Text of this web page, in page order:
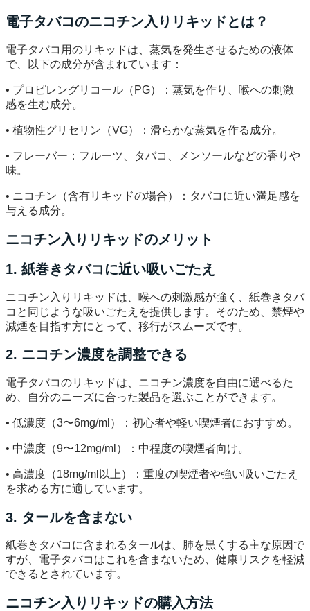
電子タバコのニコチン入りリキッドとは？
電子タバコ用のリキッドは、蒸気を発生させるための液体
で、以下の成分が含まれています：
• プロピレングリコール（PG）：蒸気を作り、喉への刺激
感を生む成分。
• 植物性グリセリン（VG）：滑らかな蒸気を作る成分。
• フレーバー：フルーツ、タバコ、メンソールなどの香りや
味。
• ニコチン（含有リキッドの場合）：タバコに近い満足感を
与える成分。
ニコチン入りリキッドのメリット
1. 紙巻きタバコに近い吸いごたえ
ニコチン入りリキッドは、喉への刺激感が強く、紙巻きタバ
コと同じような吸いごたえを提供します。そのため、禁煙や
減煙を目指す方にとって、移行がスムーズです。
2. ニコチン濃度を調整できる
電子タバコのリキッドは、ニコチン濃度を自由に選べるた
め、自分のニーズに合った製品を選ぶことができます。
• 低濃度（3〜6mg/ml）：初心者や軽い喫煙者におすすめ。
• 中濃度（9〜12mg/ml）：中程度の喫煙者向け。
• 高濃度（18mg/ml以上）：重度の喫煙者や強い吸いごたえ
を求める方に適しています。
3. タールを含まない
紙巻きタバコに含まれるタールは、肺を黒くする主な原因で
すが、電子タバコはこれを含まないため、健康リスクを軽減
できるとされています。
ニコチン入りリキッドの購入方法